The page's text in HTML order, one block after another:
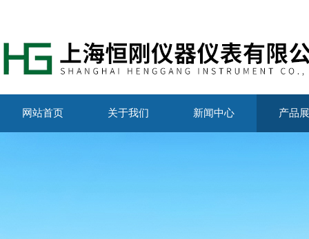
网站首页 关于我们 新闻中心 产品